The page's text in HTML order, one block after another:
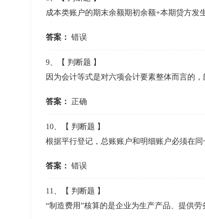
成本类账户的期末余额期初余额+本期贷方
答案： 错误
9 、【 判断题 】
因为会计等式是对六项会计要素整体而言的
答案： 正确
10 、【 判断题 】
根据平行登记，总账账户和明细账户必须在
答案： 错误
11 、【 判断题 】
“制造费用”核算的是企业为生产产品、提供